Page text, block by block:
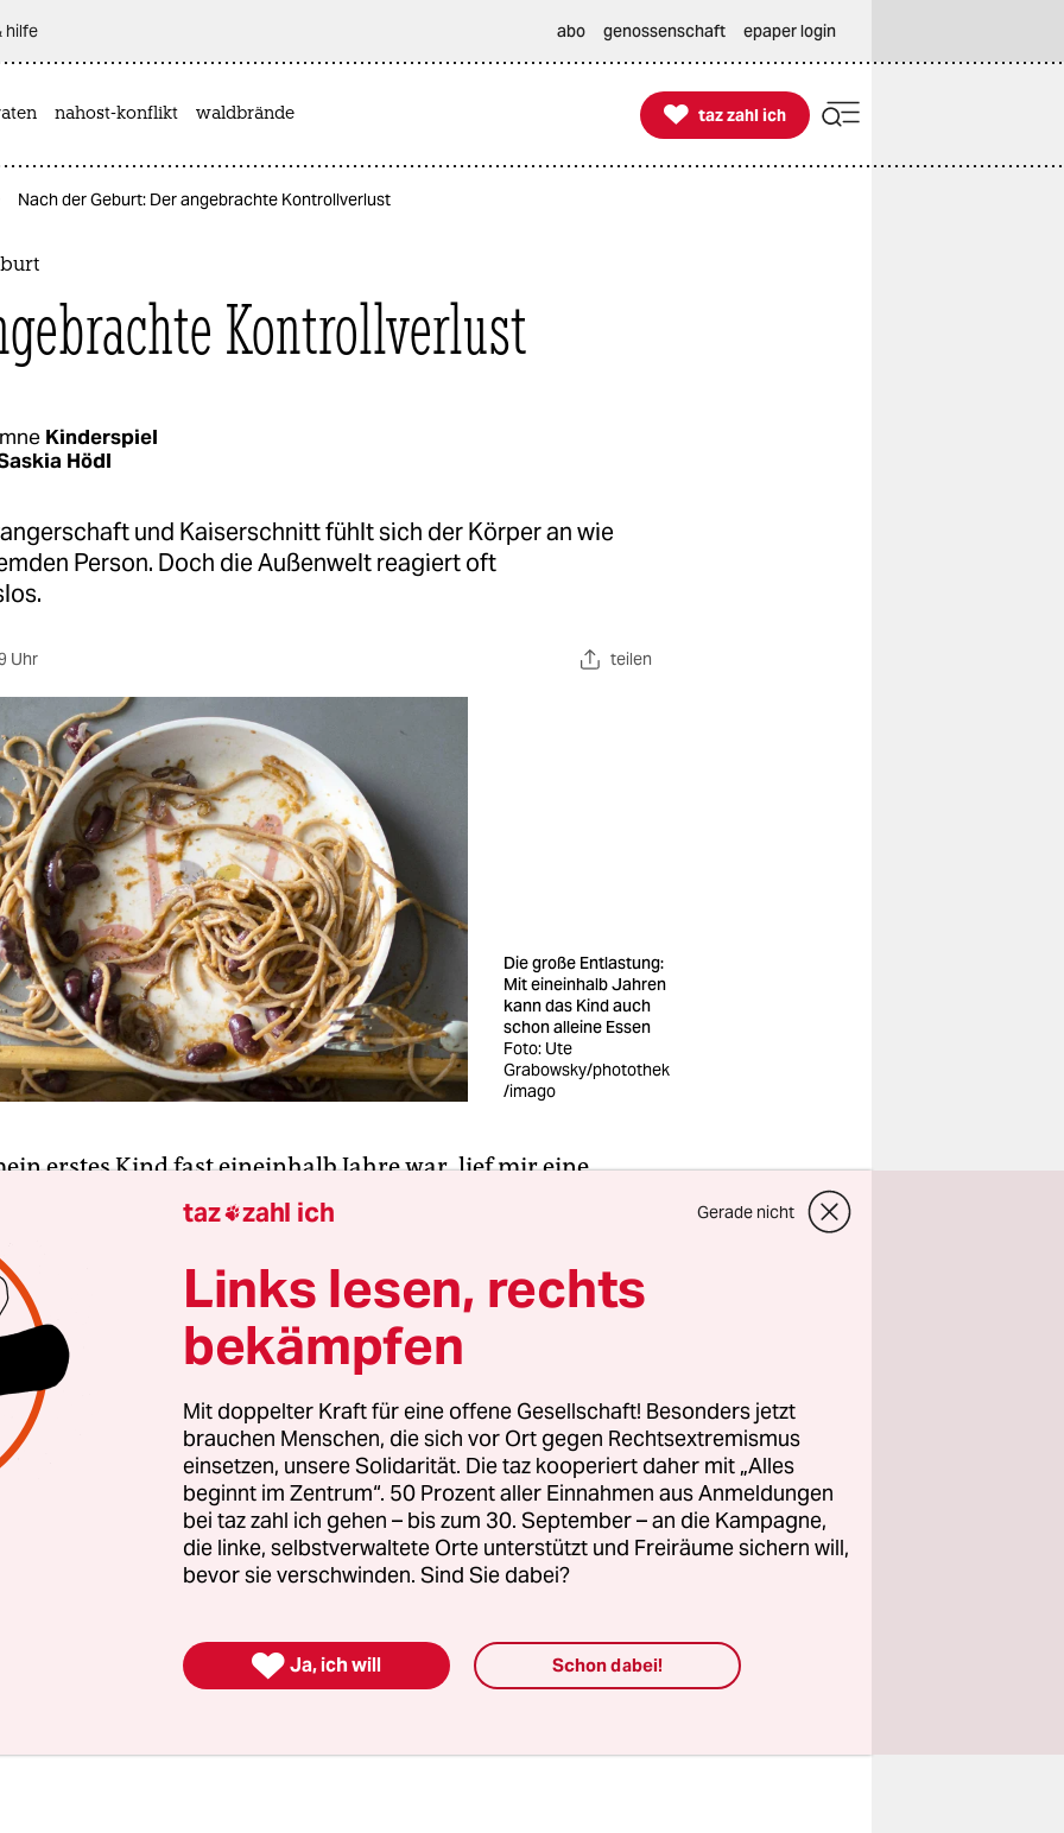
hilfe abo genossenschaft epaper login
nahost-konflikt waldbrände 
taz zahl ich
taz zahl ich
Nach der Geburt: Der angebrachte Kontrollverlust
Kontrollverlust
Kinderspiel
Hödl
und Kaiserschnitt fühlt sich der Körper an wie
Person. Doch die Außenwelt reagiert oft
Uhr teilen
Die große Entlastung:
Mit eineinhalb Jahren
kann das Kind auch
schon alleine Essen
Foto: Ute
Grabowsky/photothek
/imago
erstes Kind fast eineinhalb Jahre war, lief mir eine
über den Weg. Ich ging gerade nach
wieder Vollzeit arbeiten. Der Vater arbeitete
übernahm den Großteil
der Care-Arbeit
. Die Bekannte,
Jahre älter, erwachsene Kinder, sah mich auf der Straße
an und rief: „Oh, du siehst besser aus! Geht es dir
erst nicht, wovon sie sprach. Ich nickte unentschlossen.
da vor einem Jahr in der U-Bahn gesehen habe, nach der
Kindes, da sahst du ja wirklich schlecht aus. Als wärst
krank.“ Ich hatte immer noch keine Ahnung, wovon sie
lehnte sie sich zu mir, als würde sie mir etwas
der Geburt. Wie kann man nur so die Kontrolle
taz zahl ich Gerade nicht
Links lesen, rechts
bekämpfen
Mit doppelter Kraft für eine offene Gesellschaft! Besonders jetzt
brauchen Menschen, die sich vor Ort gegen Rechtsextremismus
einsetzen, unsere Solidarität. Die taz kooperiert daher mit „Alles
beginnt im Zentrum“. 50 Prozent aller Einnahmen aus Anmeldungen
bei taz zahl ich gehen – bis zum 30. September – an die Kampagne,
die linke, selbstverwaltete Orte unterstützt und Freiräume sichern will,
bevor sie verschwinden. Sind Sie dabei?
 Ja, ich will Schon dabei!